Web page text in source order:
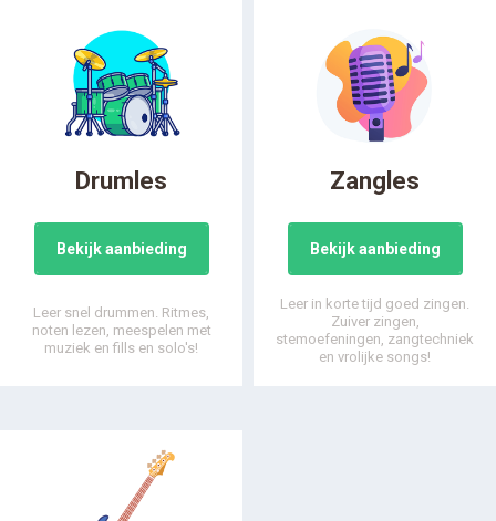
Drumles
Bekijk aanbieding
Leer snel drummen. Ritmes,
noten lezen, meespelen met
muziek en fills en solo's!
Zangles
Bekijk aanbieding
Leer in korte tijd goed zingen.
Zuiver zingen,
stemoefeningen, zangtechniek
en vrolijke songs!